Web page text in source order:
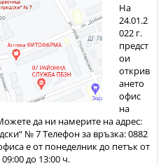
На
24.01.2
022 г.
предст
ои
открив
ането
офис
на
да ни намерите на адрес:
№ 7 Телефон за връзка: 0882
е от понеделник до петък от
до 13:00 ч.